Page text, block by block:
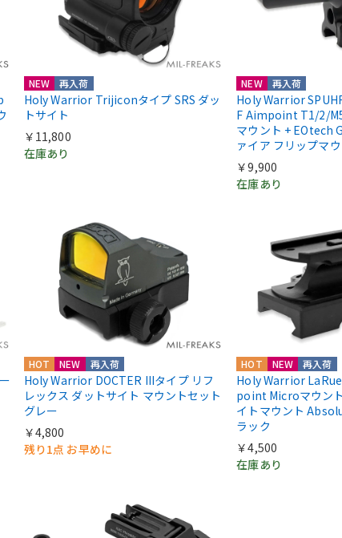
NEW 再入荷
Holy Warrior Trijiconタイプ SRS ダッ
トサイト
￥11,800
在庫あり
NEW 再入荷
Holy Warrior
F Aimpoint T1/2/
マウント + EOtech
ァイア フリップマ
￥9,900
在庫あり
HOT NEW 再入荷
Holy Warrior DOCTER IIIタイプ リフ
レックス ダットサイト マウントセット
グレー
￥4,800
残り1点 お早めに
HOT NEW 再入荷
Holy Warrior
point Microマウン
イトマウント
ラック
￥4,500
在庫あり